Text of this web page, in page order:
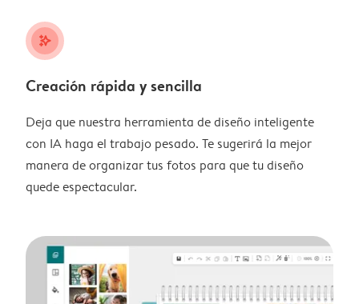
stars_plus
Creación rápida y sencilla
Deja que nuestra herramienta de diseño inteligente
con IA haga el trabajo pesado. Te sugerirá la mejor
manera de organizar tus fotos para que tu diseño
quede espectacular.